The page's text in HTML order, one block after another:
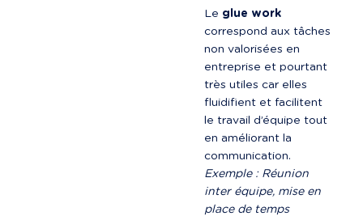
Le glue work
correspond aux tâches
non valorisées en
entreprise et pourtant
très utiles car elles
fluidifient et facilitent
le travail d’équipe tout
en améliorant la
communication.
Exemple : Réunion
inter équipe, mise en
place de temps